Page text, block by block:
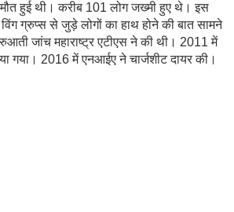
हुई थी। करीब 101 लोग जख्मी हुए थे। इस
विंग ग्रुप्स से जुड़े लोगों का हाथ होने की बात सामने
जांच महाराष्ट्र एटीएस ने की थी। 2011 में
गया। 2016 में एनआईए ने चार्जशीट दायर की।